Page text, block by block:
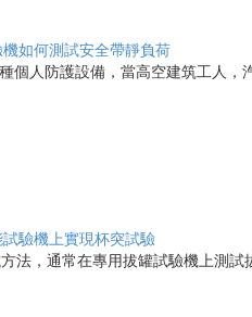
如何測試安全帶靜負荷
個人防護設備，當高空建筑工人
驗機上實現杯突試驗
法，通常在專用拔罐試驗機上測